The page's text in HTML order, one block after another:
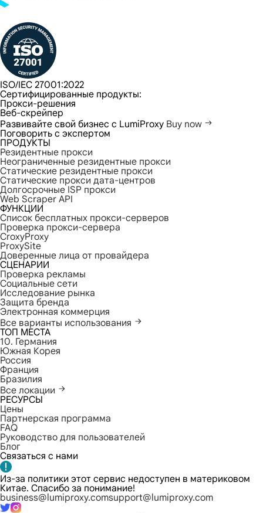
ISO/IEC 27001:2022
Сертифицированные продукты:
Прокси-решения
Веб-скрейпер
Развивайте свой бизнес с LumiProxy Buy now
Поговорить с экспертом
ПРОДУКТЫ
Резидентные прокси
Неограниченные резидентные прокси
Статические резидентные прокси
Статические прокси дата-центров
Долгосрочные ISP прокси
Web Scraper API
ФУНКЦИИ
Список бесплатных прокси-серверов
Проверка прокси-сервера
CroxyProxy
ProxySite
Доверенные лица от провайдера
СЦЕНАРИИ
Проверка рекламы
Социальные сети
Исследование рынка
Защита бренда
Электронная коммерция
Все варианты использования
ТОП МЕСТА
10. Германия
Южная Корея
Россия
Франция
Бразилия
Все локации
РЕСУРСЫ
Цены
Партнерская программа
FAQ
Руководство для пользователей
Блог
Связаться с нами
Из-за политики этот сервис недоступен в материковом
Китае. Спасибо за понимание!
business@lumiproxy.comsupport@lumiproxy.com